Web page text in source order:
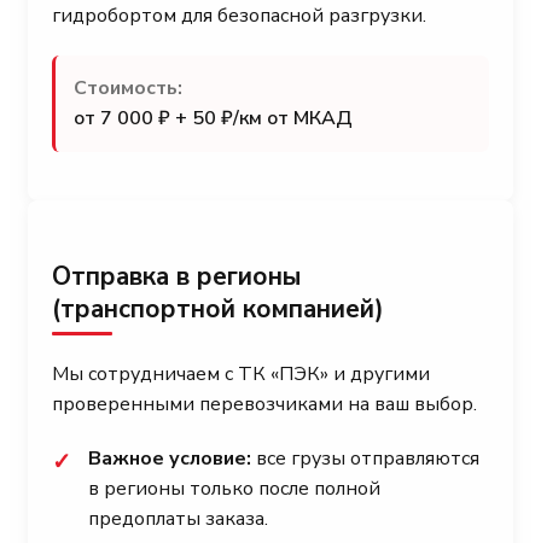
гидробортом для безопасной разгрузки.
Стоимость:
от 7 000 ₽ + 50 ₽/км от МКАД
Отправка в регионы
(транспортной компанией)
Мы сотрудничаем с ТК «ПЭК» и другими
проверенными перевозчиками на ваш выбор.
✓ Важное условие: все грузы отправляются
в регионы только после полной
предоплаты заказа.